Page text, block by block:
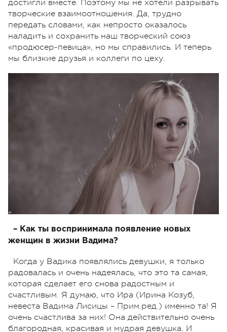
достигли вместе. Поэтому мы не хотели разрывать
творческие взаимоотношения. Да, трудно
передать словами, как непросто оказалось
наладить и сохранить наш творческий союз
«продюсер-певица», но мы справились. И теперь
мы близкие друзья и коллеги по цеху.
– Как ты воспринимала появление новых
женщин в жизни Вадима?
Когда у Вадика появлялись девушки, я только
радовалась и очень надеялась, что это та самая,
которая сделает его снова радостным и
счастливым. Я думаю, что Ира (Ирина Козуб,
невеста Вадима Лисицы – Прим.ред.) именно та! Я
очень счастлива за них! Она действительно очень
благородная, красивая и мудрая девушка. И